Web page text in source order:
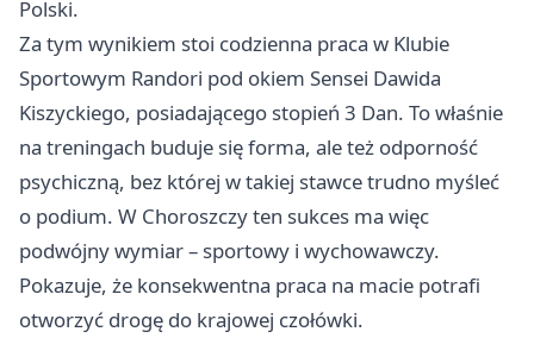
Polski.
Za tym wynikiem stoi codzienna praca w Klubie
Sportowym Randori pod okiem Sensei Dawida
Kiszyckiego, posiadającego stopień 3 Dan. To właśnie
na treningach buduje się forma, ale też odporność
psychiczną, bez której w takiej stawce trudno myśleć
o podium. W Choroszczy ten sukces ma więc
podwójny wymiar – sportowy i wychowawczy.
Pokazuje, że konsekwentna praca na macie potrafi
otworzyć drogę do krajowej czołówki.